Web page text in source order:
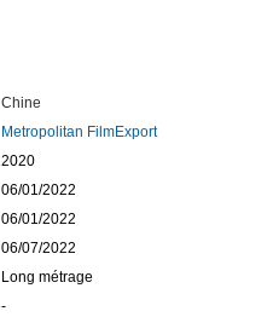
Chine
Metropolitan FilmExport
2020
06/01/2022
06/01/2022
06/07/2022
Long métrage
-